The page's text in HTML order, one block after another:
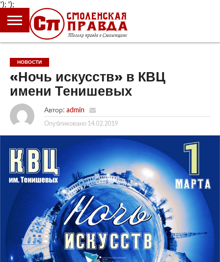
');
ГЛАВНАЯ
НОВОСТИ
ПРОИСШЕСТВИЯ
ПОЛИТИКА
КУЛЬТУРА
ЭКОНОМИКА
ОБЩЕСТВО
БЛОГИ
НОВОСТИ
«Ночь искусств» в КВЦ
имени Тенишевых
Автор: admin
Опубликовано 14.02.2019
');